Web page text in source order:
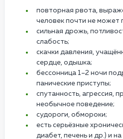
повторная рвота,
человек почти не может
сильная дрожь,
слабость;
скачки давления,
сердце, одышка;
бессонница 1–2 ночи
панические приступы;
спутанность, агрессия,
необычное поведение;
судороги, обмороки;
есть серьёзные
диабет, печень и др.) и